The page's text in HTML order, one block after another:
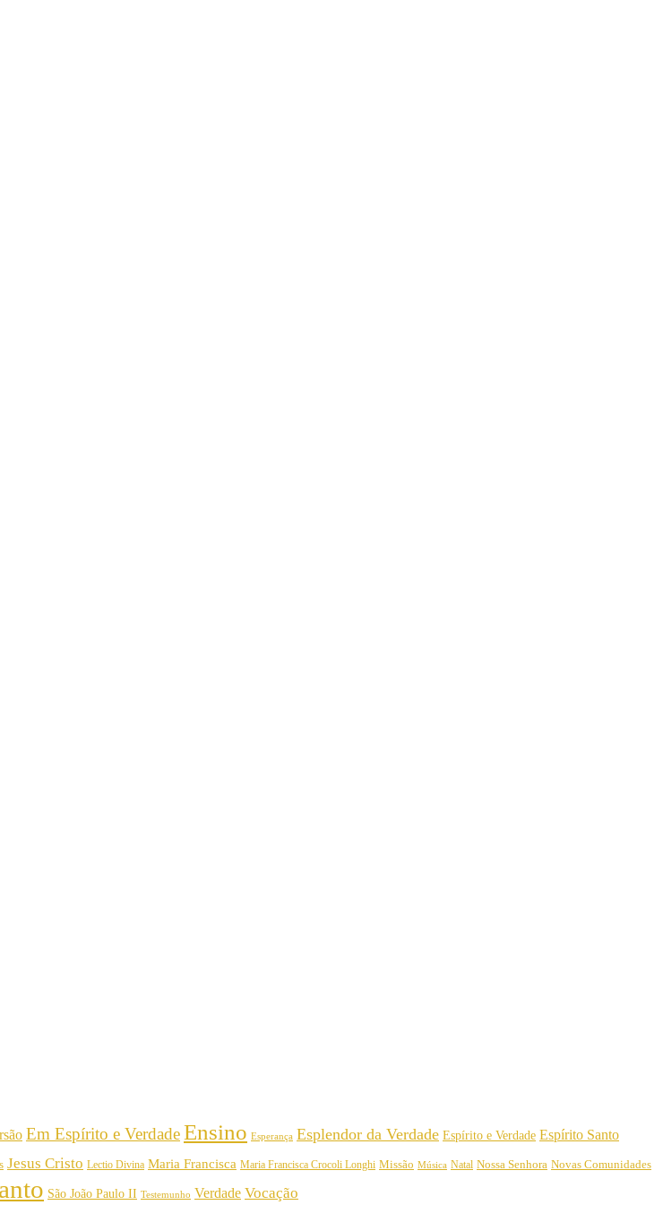
Em Espírito e VerdadeEnsino Esperança Esplendor da Verdade Espírito e Verdade Espírito Santo
Jesus Cristo Lectio Divina Maria Francisca Maria Francisca Crocoli Longhi Missão Música Natal Nossa Senhora Novas Comunidades
São João Paulo II Testemunho Verdade Vocação